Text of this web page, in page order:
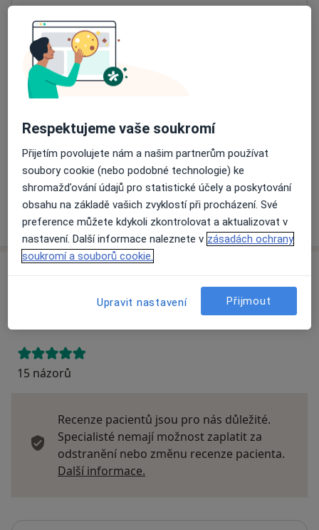
Dostupnost
Na této adrese online kalendář není aktivní
Co mám v takové situaci udělat?
Způsoby platby (soukromé návštěvy)
Na teto adrese lékař přijímá pacienty na pojišťovnu
Detaily
Více
o adrese
Přidejte svůj názor
15 názorů
Recenze pacientů jsou pro nás důležité.
Specialisté nemají možnost zaplatit za
odstranění nebo změnu recenze pacienta.
Další informace.
Respektujeme vaše soukromí
Přijetím povolujete nám a našim partnerům používat
soubory cookie (nebo podobné technologie) ke
shromažďování údajů pro statistické účely a poskytování
obsahu na základě vašich zvyklostí při procházení. Své
preference můžete kdykoli zkontrolovat a aktualizovat v
nastavení. Další informace naleznete v zásadách ochrany
soukromí a souborů cookie.
Upravit nastavení Přijmout